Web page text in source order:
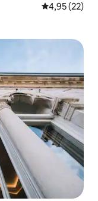
Note
4,95 (22)